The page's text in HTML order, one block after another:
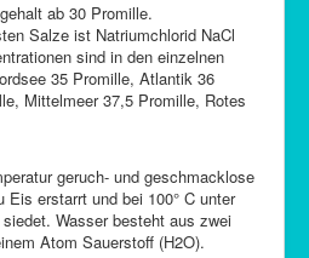
ab 30 Promille.
Salze ist Natriumchlorid NaCl
sind in den einzelnen
35 Promille, Atlantik 36
Mittelmeer 37,5 Promille, Rotes
geruch- und geschmacklose
Eis erstarrt und bei 100° C unter
Wasser besteht aus zwei
Atom Sauerstoff (H2O).